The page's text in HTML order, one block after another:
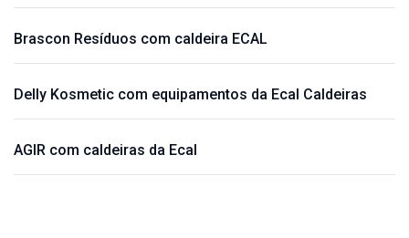
Brascon Resíduos com caldeira ECAL
Delly Kosmetic com equipamentos da Ecal Caldeiras
AGIR com caldeiras da Ecal